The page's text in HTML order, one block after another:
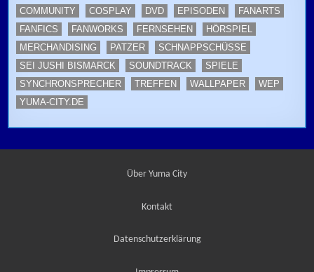
COMMUNITY
COSPLAY DVD EPISODEN
FANARTS
FANFICS
FANWORKS FERNSEHEN
HÖRSPIEL
MERCHANDISING
PATZER
SCHNAPPSCHÜSSE
SEI JUSHI BISMARCK
SOUNDTRACK
SPIELE
SYNCHRONSPRECHER
TREFFEN WALLPAPER
WEP
YUMA-CITY.DE
Über Yuma City
Kontakt
Datenschutzerklärung